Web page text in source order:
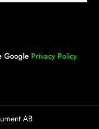
Google Privacy Policy
AB